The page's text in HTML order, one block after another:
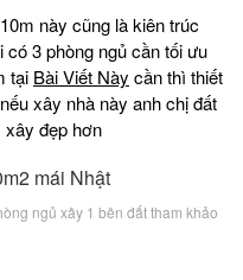
này cũng là kiên trúc
có 3 phòng ngủ cần tối ưu
tại Bài Viết Này cần thì thiết
xây nhà này anh chị đất
xây đẹp hơn
ngủ xây 1 bên đất tham khảo